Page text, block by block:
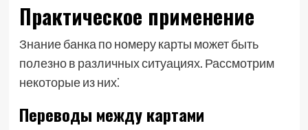
Практическое применение
Знание банка по номеру карты может быть
полезно в различных ситуациях. Рассмотрим
некоторые из них⁚
Переводы между картами